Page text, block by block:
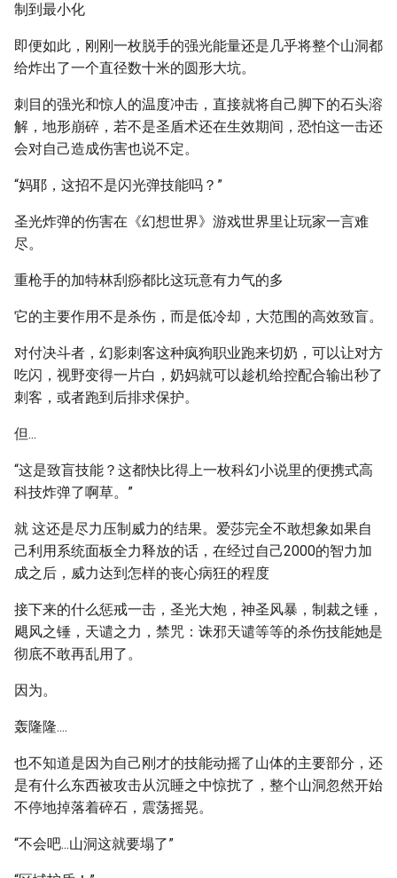
制到最小化
即便如此，刚刚一枚脱手的强光能量还是几乎将整个山洞都
给炸出了一个直径数十米的圆形大坑。
刺目的强光和惊人的温度冲击，直接就将自己脚下的石头溶
解，地形崩碎，若不是圣盾术还在生效期间，恐怕这一击还
会对自己造成伤害也说不定。
“妈耶，这招不是闪光弹技能吗？”
圣光炸弹的伤害在《幻想世界》游戏世界里让玩家一言难
尽。
重枪手的加特林刮痧都比这玩意有力气的多
它的主要作用不是杀伤，而是低冷却，大范围的高效致盲。
对付决斗者，幻影刺客这种疯狗职业跑来切奶，可以让对方
吃闪，视野变得一片白，奶妈就可以趁机给控配合输出秒了
刺客，或者跑到后排求保护。
但...
“这是致盲技能？这都快比得上一枚科幻小说里的便携式高
科技炸弹了啊草。”
就 这还是尽力压制威力的结果。爱莎完全不敢想象如果自
己利用系统面板全力释放的话，在经过自己2000的智力加
成之后，威力达到怎样的丧心病狂的程度
接下来的什么惩戒一击，圣光大炮，神圣风暴，制裁之锤，
飓风之锤，天谴之力，禁咒：诛邪天谴等等的杀伤技能她是
彻底不敢再乱用了。
因为。
轰隆隆....
也不知道是因为自己刚才的技能动摇了山体的主要部分，还
是有什么东西被攻击从沉睡之中惊扰了，整个山洞忽然开始
不停地掉落着碎石，震荡摇晃。
“不会吧...山洞这就要塌了”